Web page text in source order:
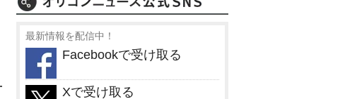
最新情報を配信中！
Facebookで受け取る
Xで受け取る